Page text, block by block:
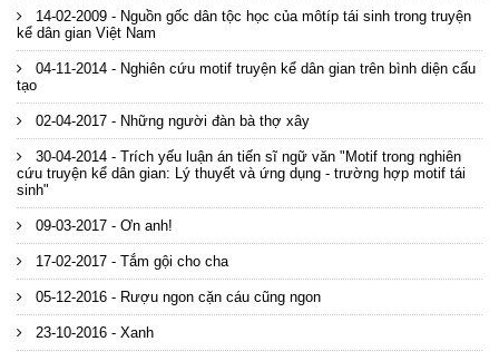
14-02-2009 - Nguồn gốc dân tộc học của môtíp tái sinh trong truyện
kể dân gian Việt Nam
04-11-2014 - Nghiên cứu motif truyện kể dân gian trên bình diện cấu
tạo
02-04-2017 - Những người đàn bà thợ xây
30-04-2014 - Trích yếu luận án tiến sĩ ngữ văn "Motif trong nghiên
cứu truyện kể dân gian: Lý thuyết và ứng dụng - trường hợp motif tái
sinh"
09-03-2017 - Ơn anh!
17-02-2017 - Tắm gội cho cha
05-12-2016 - Rượu ngon cặn cáu cũng ngon
23-10-2016 - Xanh